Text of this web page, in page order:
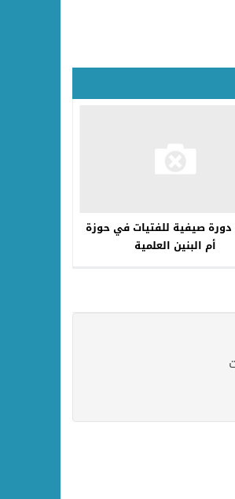
دورة صيفية للفتيات في حوزة
أم البنين العلمية